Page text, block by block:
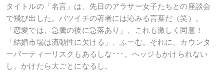
タイトルの「名言」は、先日のアラサー女子たちとの座談会
で飛び出した。バツイチの著者には沁みる言葉だ（笑）。
「恋愛では、急騰の後に急落あり」、これも激しく同意！
「結婚市場は流動性に欠ける」、ふーむ。それに、カウンタ
ーパーティーリスクもあるしな･･･。ヘッジもかけられない
し。かけたら大ごとになるし。